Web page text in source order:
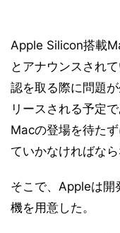
Apple Silicon搭載
とアナウンスされ
認を取る際に問題
リースされる予定
Macの登場を待た
ていかなければなら
そこで、Appleは
機を用意した。